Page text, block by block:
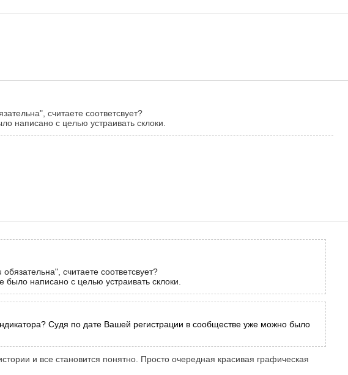
считаете соответсвует?
написано с целью устраивать склоки.
обязательна", считаете соответсвует?
написано с целью устраивать склоки.
Судя по дате Вашей регистрации в сообществе уже можно было
и все становится понятно. Просто очередная красивая графическая